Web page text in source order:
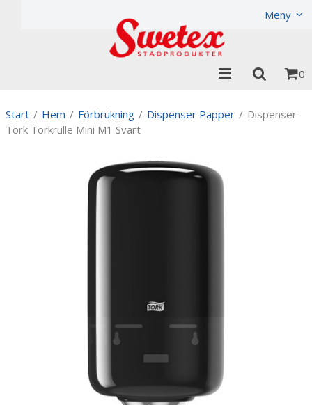
Meny
0
Start / Hem / Förbrukning / Dispenser Papper / Dispenser
Tork Torkrulle Mini M1 Svart